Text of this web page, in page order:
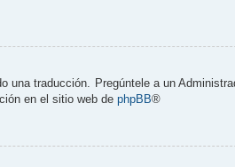
traducción. Pregúntele a un
en el sitio web de phpBB®